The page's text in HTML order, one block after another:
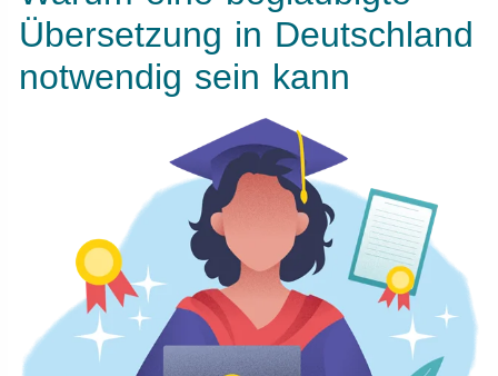
Übersetzung in Deutschland
notwendig sein kann